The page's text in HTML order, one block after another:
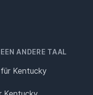
ANDERE TAAL
Kentucky